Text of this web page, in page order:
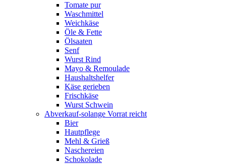
Tomate pur
Waschmittel
Weichkäse
Öle & Fette
Ölsaaten
Senf
Wurst Rind
Mayo & Remoulade
Haushaltshelfer
Käse gerieben
Frischkäse
Wurst Schwein
Abverkauf-solange Vorrat reicht
Bier
Hautpflege
Mehl & Grieß
Naschereien
Schokolade